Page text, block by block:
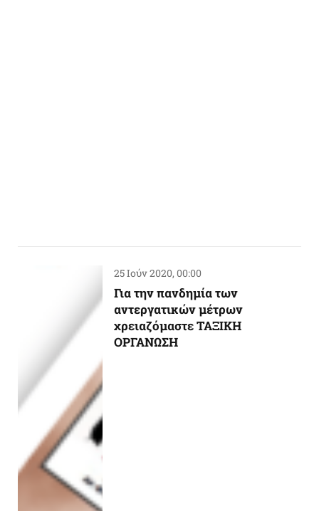
25 Ιούν 2020, 00:00
Για την πανδημία των
αντεργατικών μέτρων
χρειαζόμαστε ΤΑΞΙΚΗ
ΟΡΓΑΝΩΣΗ